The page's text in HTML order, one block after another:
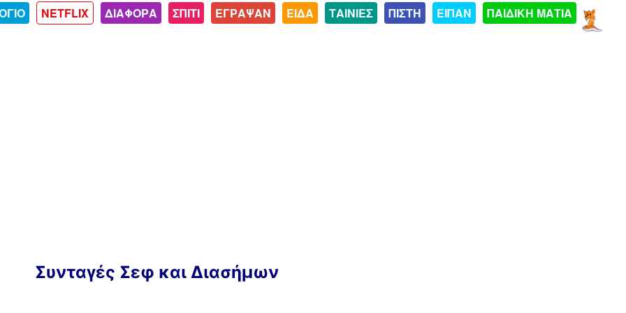
NETFLIX ΔΙΑΦΟΡΑ ΣΠΙΤΙ ΕΓΡΑΨΑΝ ΕΙΔΑ ΤΑΙΝΙΕΣ ΠΙΣΤΗ ΕΙΠΑΝ ΠΑΙΔΙΚΗ ΜΑΤΙΑ
Συνταγές Σεφ και Διασήμων